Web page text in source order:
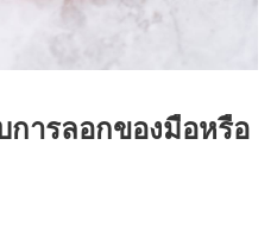
การลอกของมือหรือ